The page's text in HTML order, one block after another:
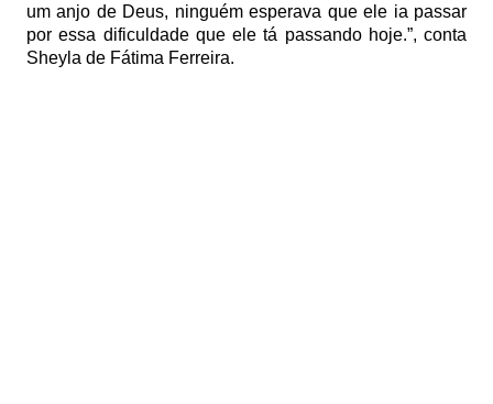
um anjo de Deus, ninguém esperava que ele ia passar
por essa dificuldade que ele tá passando hoje.”, conta
Sheyla de Fátima Ferreira.